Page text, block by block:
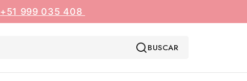
+51 999 035 408
BUSCAR